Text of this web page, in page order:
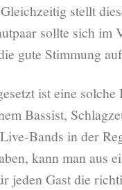
stellt
sollte sich im
gute Stimmung
ist eine
Bassist,
Bands in der
kann man aus
jeden Gast die